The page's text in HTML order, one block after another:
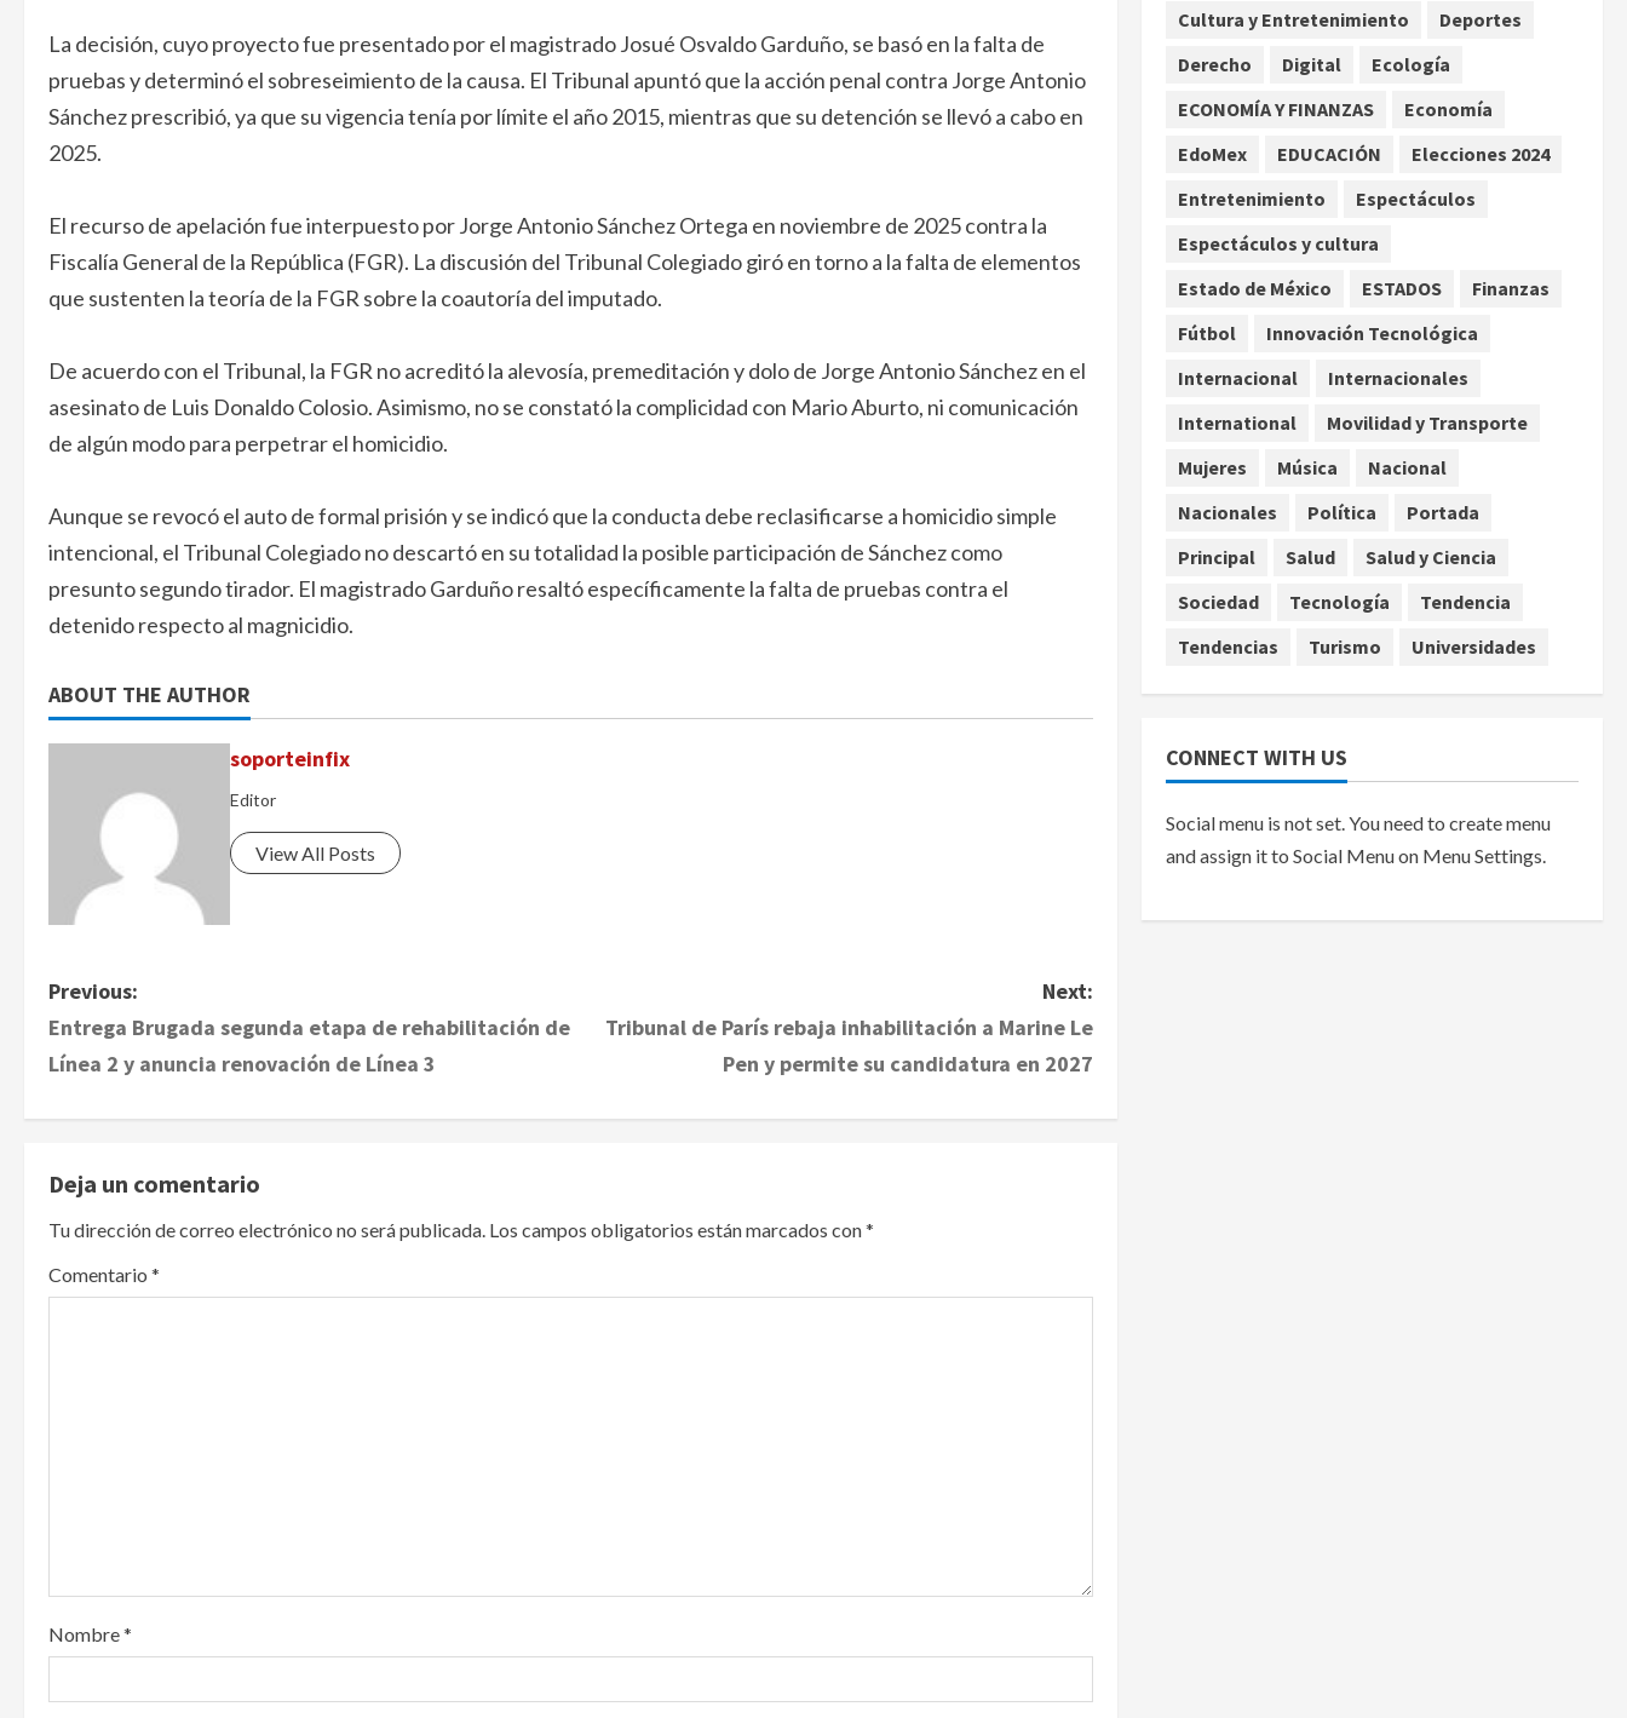
La decisión, cuyo proyecto fue presentado por el magistrado Josué Osvaldo Garduño, se basó en la falta de
pruebas y determinó el sobreseimiento de la causa. El Tribunal apuntó que la acción penal contra Jorge Antonio
Sánchez prescribió, ya que su vigencia tenía por límite el año 2015, mientras que su detención se llevó a cabo en
2025.
El recurso de apelación fue interpuesto por Jorge Antonio Sánchez Ortega en noviembre de 2025 contra la
Fiscalía General de la República (FGR). La discusión del Tribunal Colegiado giró en torno a la falta de elementos
que sustenten la teoría de la FGR sobre la coautoría del imputado.
De acuerdo con el Tribunal, la FGR no acreditó la alevosía, premeditación y dolo de Jorge Antonio Sánchez en el
asesinato de Luis Donaldo Colosio. Asimismo, no se constató la complicidad con Mario Aburto, ni comunicación
de algún modo para perpetrar el homicidio.
Aunque se revocó el auto de formal prisión y se indicó que la conducta debe reclasificarse a homicidio simple
intencional, el Tribunal Colegiado no descartó en su totalidad la posible participación de Sánchez como
presunto segundo tirador. El magistrado Garduño resaltó específicamente la falta de pruebas contra el
detenido respecto al magnicidio.
ABOUT THE AUTHOR
soporteinfix
Editor
View All Posts
P
o
n
a
v
o
n
Previous:
Entrega Brugada segunda etapa de rehabilitación de
Línea 2 y anuncia renovación de Línea 3
Next:
Tribunal de París rebaja inhabilitación a Marine Le
Pen y permite su candidatura en 2027
Deja un comentario
Tu dirección de correo electrónico no será publicada. Los campos obligatorios están marcados con*
Comentario *
Nombre*
2
agosto
agosto 7, 2026
Internacional
Christopher Landau
Foreign Policy sobre visita a
agosto 7, 2026
4
Capturan en Zapopan a
ciudadano estadounidense
agosto 7, 2026
Nacional Portada
Detienen al exgobernador de
obstrucción en el caso
Cultura y Entretenimiento
Deportes
Derecho
Digital
Ecología
ECONOMÍA Y FINANZAS
Economía
EdoMex
EDUCACIÓN
Elecciones 2024
Entretenimiento
Espectáculos
Espectáculos y cultura
Estado de México
ESTADOS
Finanzas
Fútbol
Innovación Tecnológica
Internacional
Internacionales
International
Movilidad y Transporte
Mujeres
Música
Nacional
Nacionales
Política
Portada
Principal
Salud
Salud y Ciencia
Sociedad
Tecnología
Tendencia
Tendencias
Turismo Universidades
CONNECT WITH US
Social menu is not set. You need to create menu
and assign it to Social Menu on Menu Settings.